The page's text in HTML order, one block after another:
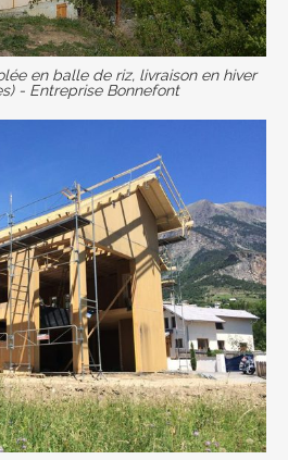
en balle de riz, livraison en hiver
- Entreprise Bonnefont